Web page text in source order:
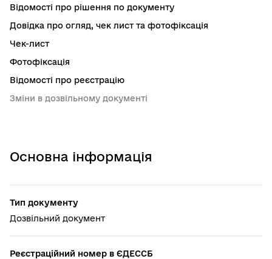
Основна інформація
Тип документу
Дозвільний документ
Реєстраційний номер в ЄДЕССБ
Відомості про рішення по документу
Довідка про огляд, чек лист та фотофіксація
Чек-лист
Фотофіксація
Відомості про реєстрацію
Зміни в дозвільному документі